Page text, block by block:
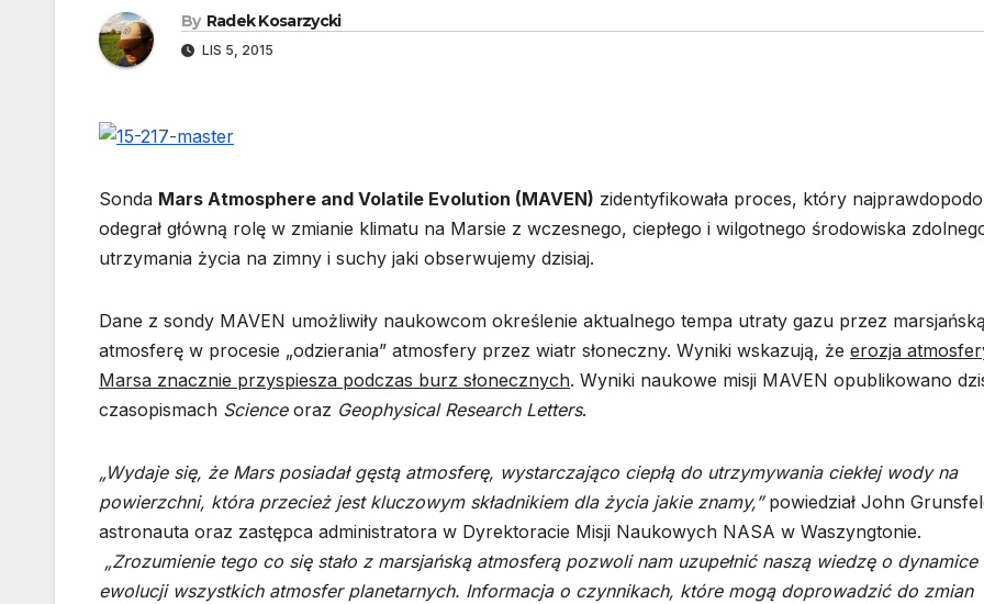
By Radek Kosarzycki
LIS 5, 2015
Sonda Mars Atmosphere and Volatile Evolution (MAVEN) zidentyfikowała proces, który
odegrał główną rolę w zmianie klimatu na Marsie z wczesnego, ciepłego i wilgotnego środowiska
utrzymania życia na zimny i suchy jaki obserwujemy dzisiaj.
Dane z sondy MAVEN umożliwiły naukowcom określenie aktualnego tempa utraty gazu przez
atmosferę w procesie „odzierania” atmosfery przez wiatr słoneczny. Wyniki wskazują, że erozja
Marsa znacznie przyspiesza podczas burz słonecznych. Wyniki naukowe misji MAVEN opublikowano
czasopismach Scienceoraz Geophysical Research Letters.
„Wydaje się, że Mars posiadał gęstą atmosferę, wystarczająco ciepłą do utrzymywania ciekłej wody na
powierzchni, która przecież jest kluczowym składnikiem dla życia jakie znamy,”powiedział John
astronauta oraz zastępca administratora w Dyrektoracie Misji Naukowych NASA w Waszyngtonie.
„Zrozumienie tego co się stało z marsjańską atmosferą pozwoli nam uzupełnić naszą wiedzę o dynamice
ewolucji wszystkich atmosfer planetarnych. Informacja o czynnikach, które mogą doprowadzić do zmian